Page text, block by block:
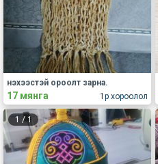
1р хороолол
нэхээстэй ороолт зарна.
17 мянга
1 /1